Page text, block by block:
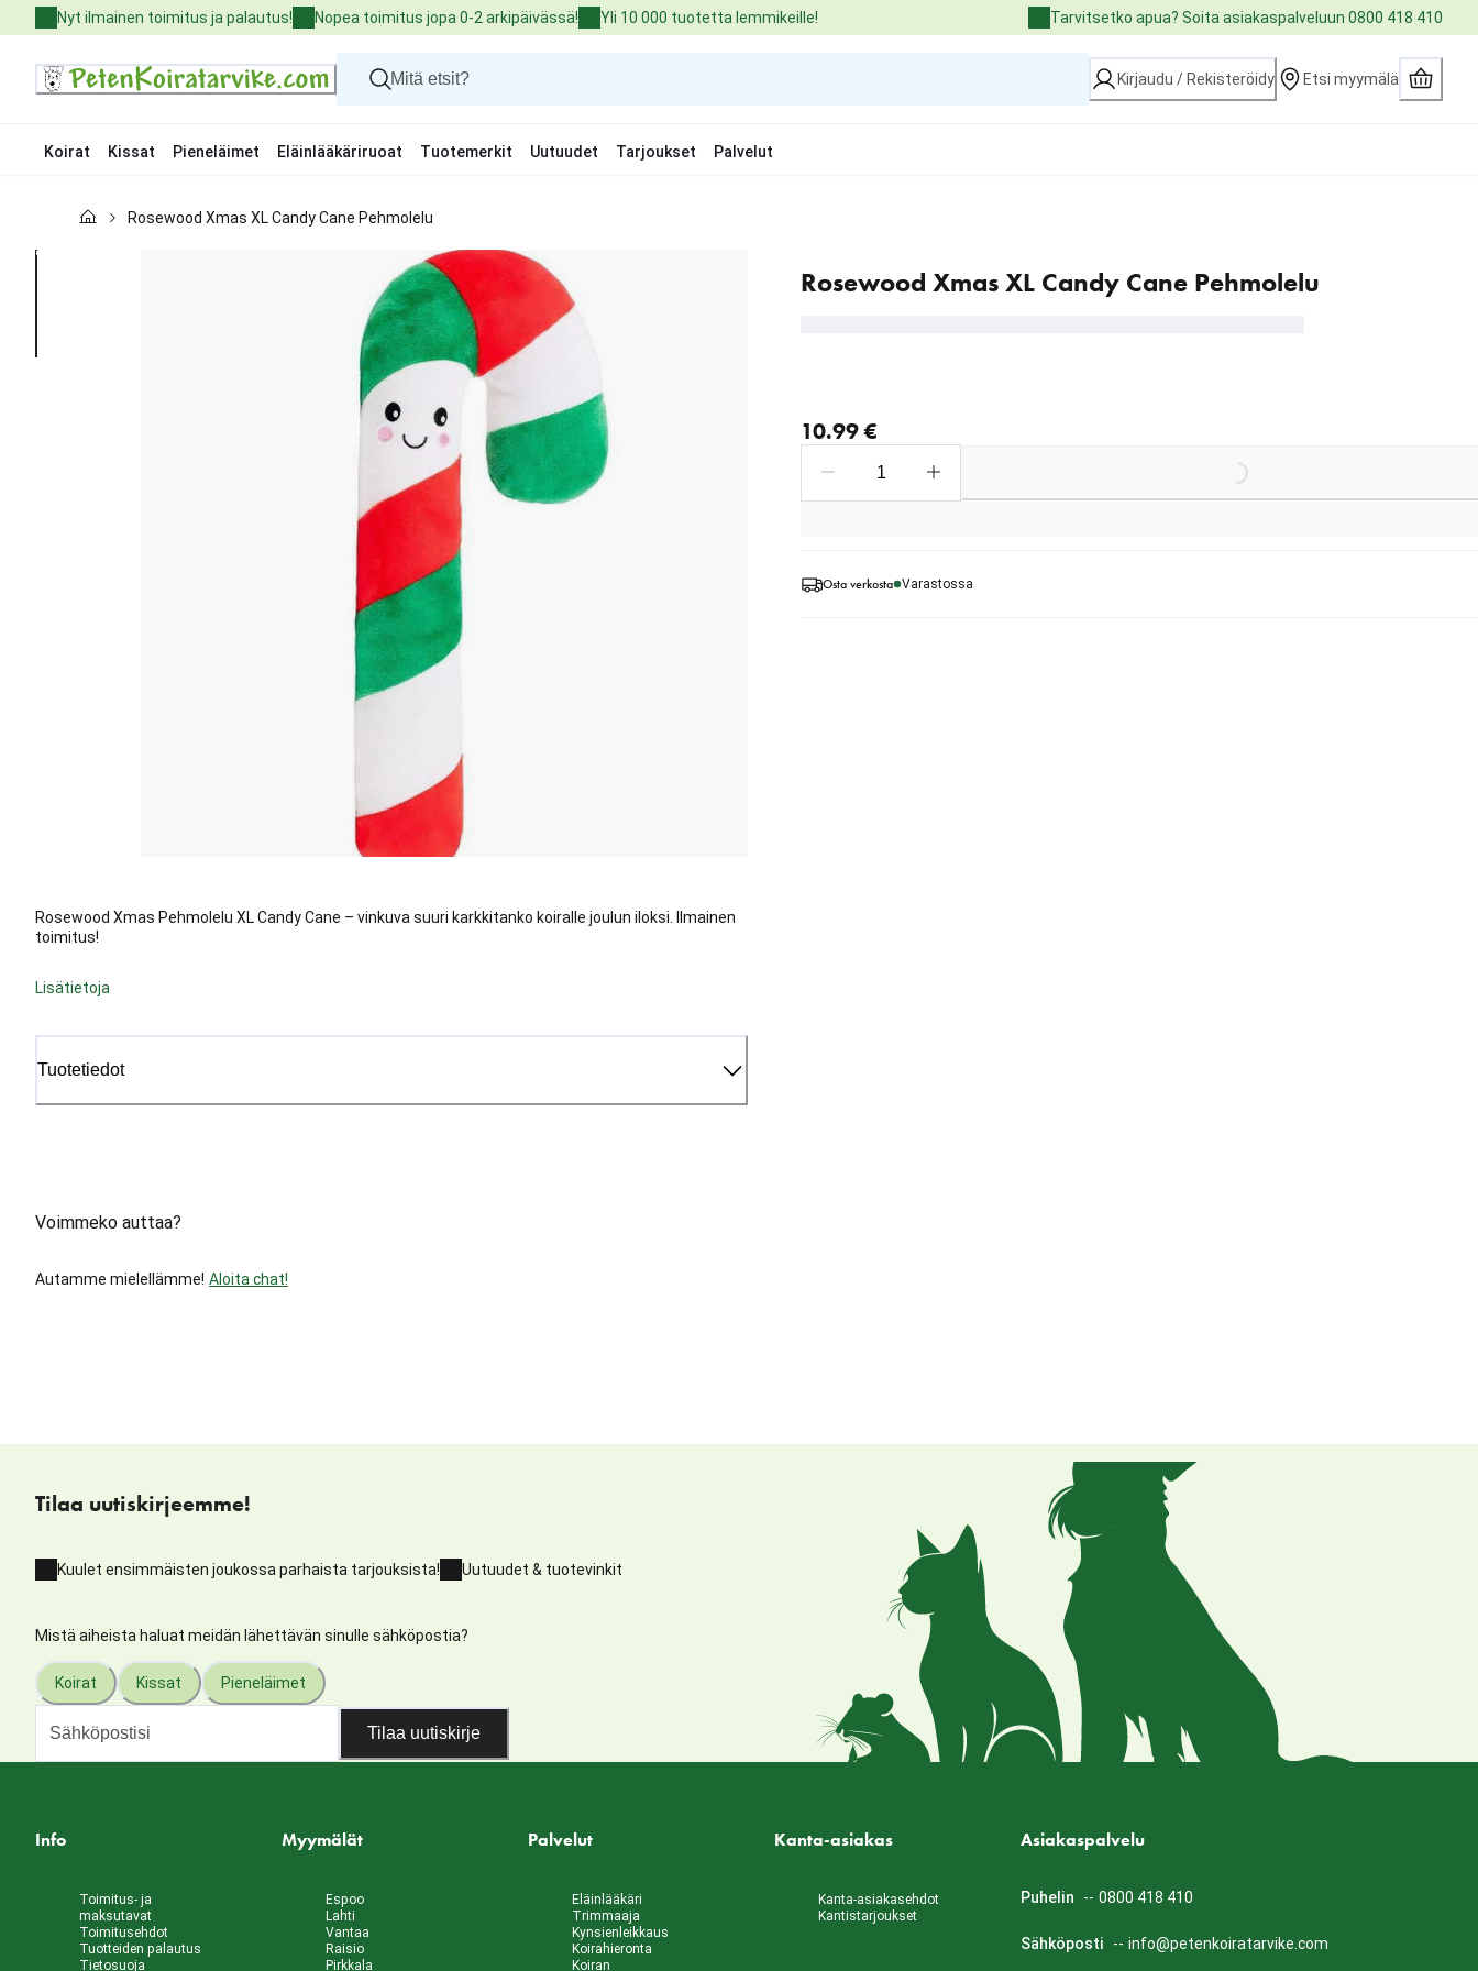
to
Nyt ilmainen toimitus ja palautus! Nopea toimitus jopa 0-2 arkipäivässä! Yli 10 000 tuotetta lemmikeille! Tarvitsetko apua? Soita asiakaspalveluun 0800 418 410
Kirjaudu / Rekisteröidy Etsi myymälä
Koirat Kissat Pieneläimet Eläinlääkäriruoat Tuotemerkit Uutuudet Tarjoukset Palvelut
Kissat
Rosewood Xmas XL Candy Cane Pehmolelu
Rosewood Xmas XL Candy Cane Pehmolelu
Rosewood Xmas Pehmolelu XL Candy Cane – vinkuva suuri karkkitanko koiralle joulun iloksi. Ilmainen
toimitus!
Lisätietoja
Tuotetiedot
Voimmeko auttaa?
Autamme mielellämme! Aloita chat!
10.99 € Loading...
Osta verkosta Varastossa
Tilaa uutiskirjeemme!
Kuulet ensimmäisten joukossa parhaista tarjouksista! Uutuudet & tuotevinkit
Mistä aiheista haluat meidän lähettävän sinulle sähköpostia?
Koirat Kissat Pieneläimet
Tilaa uutiskirje
Info
Toimitus- ja
maksutavat
Toimitusehdot
Tuotteiden palautus
Tietosuoja
Myymälät
Espoo
Lahti
Vantaa
Raisio
Pirkkala
Palvelut
Eläinlääkäri
Trimmaaja
Kynsienleikkaus
Koirahieronta
Koiran
Kanta-asiakas
Kanta-asiakasehdot
Kantistarjoukset
Asiakaspalvelu
Puhelin -- 0800 418 410
Sähköposti -- info@petenkoiratarvike.com